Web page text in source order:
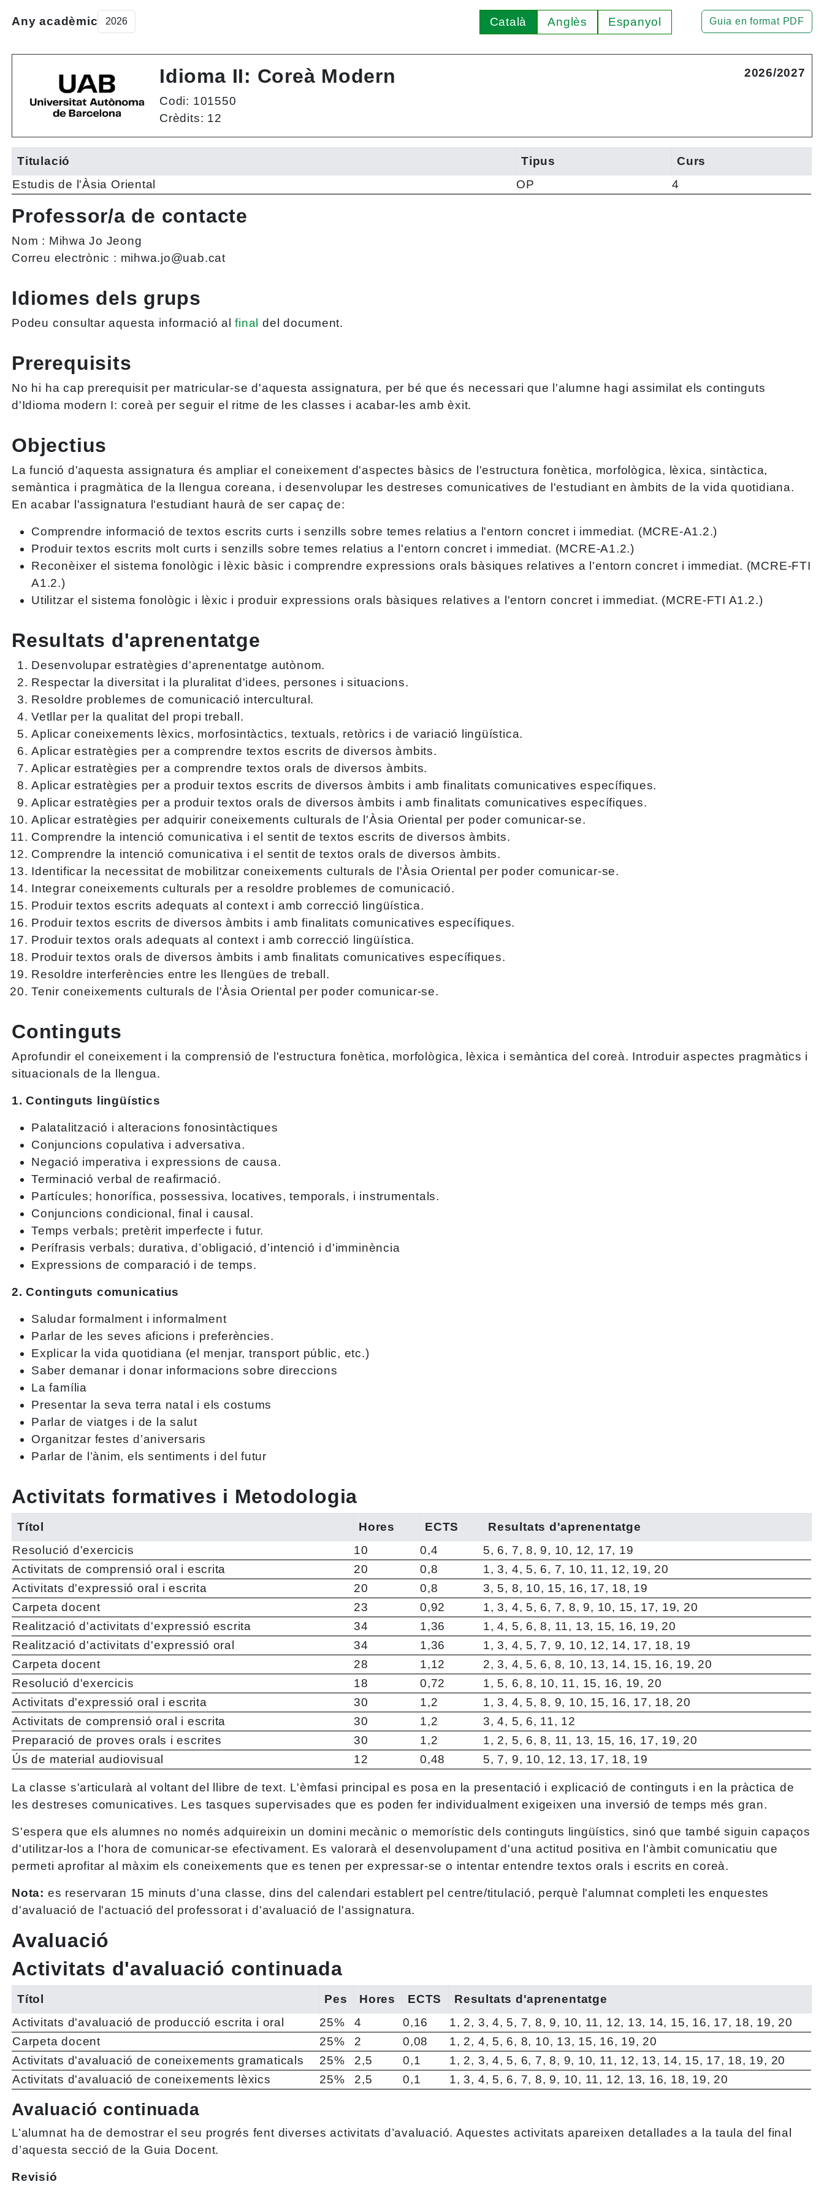
Any acadèmic Guia en format PDF
Català Anglès Espanyol
Idioma II: Coreà Modern
Codi: 101550
Crèdits: 12
2026/2027
Titulació Tipus
Curs
Estudis de l'Àsia Oriental
OP 4
Professor/a de contacte
Nom : Mihwa Jo Jeong
Correu electrònic : mihwa.jo@uab.cat
Idiomes dels grups
Podeu consultar aquesta informació alfinal del document.
Prerequisits
No hi ha cap prerequisit per matricular-se d'aquesta assignatura, per bé que és necessari que l'alumne hagi assimilat els continguts
d'Idioma modern I: coreà per seguir el ritme de les classes i acabar-les amb èxit.
Objectius
La funció d'aquesta assignatura és ampliar el coneixement d'aspectes bàsics de l'estructura fonètica, morfològica, lèxica, sintàctica,
semàntica i pragmàtica de la llengua coreana, i desenvolupar les destreses comunicatives de l'estudiant en àmbits de la vida quotidiana.
En acabar l'assignatura l'estudiant haurà de ser capaç de:
Comprendre informació de textos escrits curts i senzills sobre temes relatius a l'entorn concret i immediat. (MCRE-A1.2.)
Produir textos escrits molt curts i senzills sobre temes relatius a l'entorn concret i immediat. (MCRE-A1.2.)
Reconèixer el sistema fonològic i lèxic bàsic i comprendre expressions orals bàsiques relatives a l'entorn concret i immediat. (MCRE-FTI
A1.2.)
Utilitzar el sistema fonològic i lèxic i produir expressions orals bàsiques relatives a l'entorn concret i immediat. (MCRE-FTI A1.2.)
Resultats d'aprenentatge
Desenvolupar estratègies d'aprenentatge autònom.
Respectar la diversitat i la pluralitat d'idees, persones i situacions.
Resoldre problemes de comunicació intercultural.
Vetllar per la qualitat del propi treball.
Aplicar coneixements lèxics, morfosintàctics, textuals, retòrics i de variació lingüística.
Aplicar estratègies per a comprendre textos escrits de diversos àmbits.
Aplicar estratègies per a comprendre textos orals de diversos àmbits.
Aplicar estratègies per a produir textos escrits de diversos àmbits i amb finalitats comunicatives específiques.
Aplicar estratègies per a produir textos orals de diversos àmbits i amb finalitats comunicatives específiques.
Aplicar estratègies per adquirir coneixements culturals de l'Àsia Oriental per poder comunicar-se.
Comprendre la intenció comunicativa i el sentit de textos escrits de diversos àmbits.
Comprendre la intenció comunicativa i el sentit de textos orals de diversos àmbits.
Identificar la necessitat de mobilitzar coneixements culturals de l'Àsia Oriental per poder comunicar-se.
Integrar coneixements culturals per a resoldre problemes de comunicació.
Produir textos escrits adequats al context i amb correcció lingüística.
Produir textos escrits de diversos àmbits i amb finalitats comunicatives específiques.
Produir textos orals adequats al context i amb correcció lingüística.
Produir textos orals de diversos àmbits i amb finalitats comunicatives específiques.
Resoldre interferències entre les llengües de treball.
Tenir coneixements culturals de l'Àsia Oriental per poder comunicar-se.
Continguts
Aprofundir el coneixement i la comprensió de l'estructura fonètica, morfològica, lèxica i semàntica del coreà. Introduir aspectes pragmàtics i
situacionals de la llengua.
1. Continguts lingüístics
Palatalització i alteracions fonosintàctiques
Conjuncions copulativa i adversativa.
Negació imperativa i expressions de causa.
Terminació verbal de reafirmació.
Partícules; honorífica, possessiva, locatives, temporals, i instrumentals.
Conjuncions condicional, final i causal.
Temps verbals; pretèrit imperfecte i futur.
Perífrasis verbals; durativa, d’obligació, d’intenció i d'imminència
Expressions de comparació i de temps.
2. Continguts comunicatius
Saludar formalment i informalment
Parlar de les seves aficions i preferències.
Explicar la vida quotidiana (el menjar, transport públic, etc.)
Saber demanar i donar informacions sobre direccions
La família
Presentar la seva terra natal i els costums
Parlar de viatges i de la salut
Organitzar festes d’aniversaris
Parlar de l’ànim, els sentiments i del futur
Activitats formatives i Metodologia
Títol Hores ECTS
Resultats d'aprenentatge
Resolució d'exercicis
10 0,4
5, 6, 7, 8, 9, 10, 12, 17, 19
Activitats de comprensió oral i escrita
20 0,8
1, 3, 4, 5, 6, 7, 10, 11, 12, 19, 20
Activitats d'expressió oral i escrita
20 0,8
3, 5, 8, 10, 15, 16, 17, 18, 19
Carpeta docent
23 0,92
1, 3, 4, 5, 6, 7, 8, 9, 10, 15, 17, 19, 20
Realització d'activitats d'expressió escrita
34 1,36
1, 4, 5, 6, 8, 11, 13, 15, 16, 19, 20
Realització d'activitats d'expressió oral
34 1,36
1, 3, 4, 5, 7, 9, 10, 12, 14, 17, 18, 19
Carpeta docent
28 1,12
2, 3, 4, 5, 6, 8, 10, 13, 14, 15, 16, 19, 20
Resolució d'exercicis
18 0,72
1, 5, 6, 8, 10, 11, 15, 16, 19, 20
Activitats d'expressió oral i escrita
30 1,2
1, 3, 4, 5, 8, 9, 10, 15, 16, 17, 18, 20
Activitats de comprensió oral i escrita
30 1,2
3, 4, 5, 6, 11, 12
Preparació de proves orals i escrites
30 1,2
1, 2, 5, 6, 8, 11, 13, 15, 16, 17, 19, 20
Ús de material audiovisual
12 0,48 5, 7, 9, 10, 12, 13, 17, 18, 19
La classe s'articularà al voltant del llibre de text. L'èmfasi principal es posa en la presentació i explicació de continguts i en la pràctica de
les destreses comunicatives. Les tasques supervisades que es poden fer individualment exigeixen una inversió de temps més gran.
S'espera que els alumnes no només adquireixin un domini mecànic o memorístic dels continguts lingüístics, sinó que també siguin capaços
d'utilitzar-los a l'hora de comunicar-se efectivament. Es valorarà el desenvolupament d'una actitud positiva en l'àmbit comunicatiu que
permeti aprofitar al màxim els coneixements que es tenen per expressar-se o intentar entendre textos orals i escrits en coreà.
Nota: es reservaran 15 minuts d'una classe, dins del calendari establert pel centre/titulació, perquè l'alumnat completi les enquestes
d'avaluació de l'actuació del professorat i d'avaluació de l'assignatura.
Avaluació
Activitats d'avaluació continuada
Títol Pes Hores ECTS
Resultats d'aprenentatge
Activitats d'avaluació de producció escrita i oral
25% 4 0,16
1, 2, 3, 4, 5, 7, 8, 9, 10, 11, 12, 13, 14, 15, 16, 17, 18, 19, 20
Carpeta docent
25% 2 0,08
1, 2, 4, 5, 6, 8, 10, 13, 15, 16, 19, 20
Activitats d'avaluació de coneixements gramaticals
25% 2,5 0,1
1, 2, 3, 4, 5, 6, 7, 8, 9, 10, 11, 12, 13, 14, 15, 17, 18, 19, 20
Activitats d'avaluació de coneixements lèxics
25% 2,5 0,1 1, 3, 4, 5, 6, 7, 8, 9, 10, 11, 12, 13, 16, 18, 19, 20
Avaluació continuada
L’alumnat ha de demostrar el seu progrés fent diverses activitats d’avaluació. Aquestes activitats apareixen detallades a la taula del final
d’aquesta secció de la Guia Docent.
Revisió